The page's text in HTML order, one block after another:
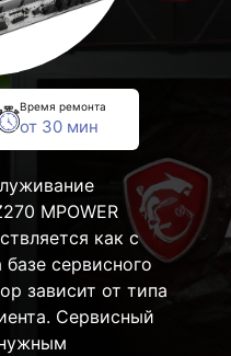
Время ремонта
от 30 мин
MPOWER
как с
сервисного
зависит от типа
Сервисный